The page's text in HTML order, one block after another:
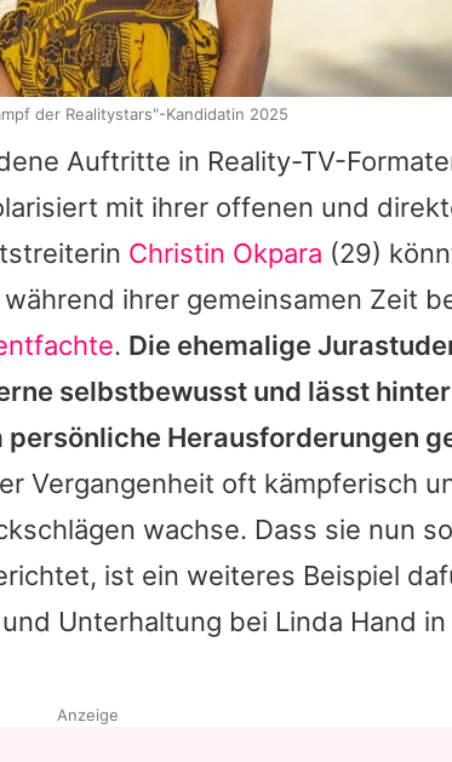
Auftritte in Reality-TV-
mit ihrer offenen und
Christin Okpara (29)
ihrer gemeinsamen Zeit
. Die ehemalige
selbstbewusst und lässt
persönliche Herausforderungen
Vergangenheit oft kämpferisch
wachse. Dass sie nun
ist ein weiteres Beispiel
Unterhaltung bei Linda Hand
der Realitystars"-Kandidatin 2025
Anzeige